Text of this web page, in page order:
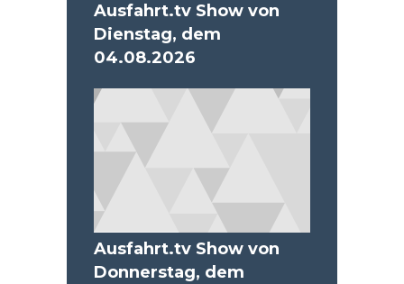
Ausfahrt.tv Show von
Dienstag, dem
04.08.2026
Ausfahrt.tv Show von
Donnerstag, dem